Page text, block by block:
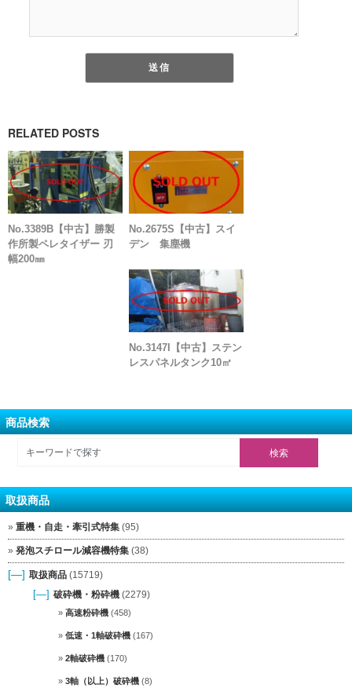
RELATED POSTS
No.3389B【中古】勝製
作所製ペレタイザー 刃
幅200㎜
No.2675S【中古】スイ
デン 集塵機
No.3147I【中古】ステン
レスパネルタンク10㎥
商品検索
取扱商品
重機・自走・牽引式特集 (95)
発泡スチロール減容機特集 (38)
[—] 取扱商品 (15719)
[—] 破砕機・粉砕機 (2279)
高速粉砕機 (458)
低速・1軸破砕機 (167)
2軸破砕機 (170)
3軸（以上）破砕機 (8)